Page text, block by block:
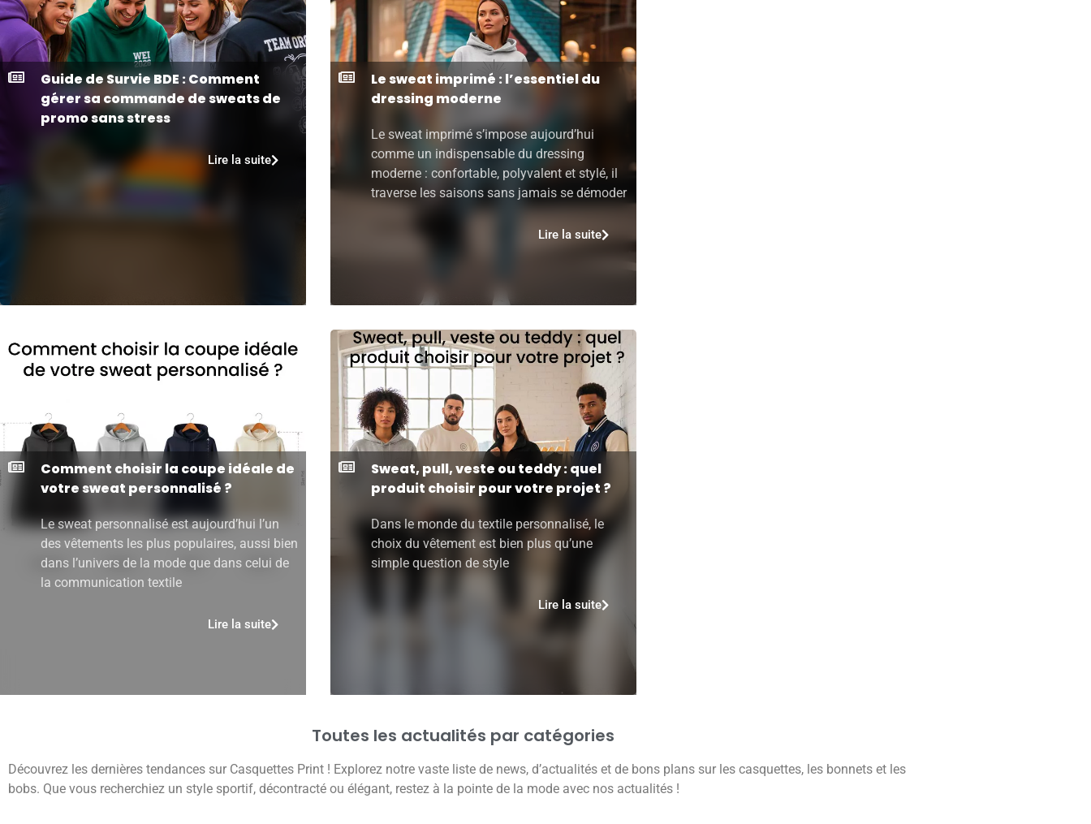
Guide de Survie BDE : Comment
gérer sa commande de sweats de
promo sans stress
Lire la suite
Le sweat imprimé : l’essentiel du
dressing moderne
Le sweat imprimé s’impose aujourd’hui
comme un indispensable du dressing
moderne : confortable, polyvalent et stylé, il
traverse les saisons sans jamais se démoder
Lire la suite
Comment choisir la coupe idéale de
votre sweat personnalisé ?
Le sweat personnalisé est aujourd’hui l’un
des vêtements les plus populaires, aussi bien
dans l’univers de la mode que dans celui de
la communication textile
Lire la suite
Sweat, pull, veste ou teddy : quel
produit choisir pour votre projet ?
Dans le monde du textile personnalisé, le
choix du vêtement est bien plus qu’une
simple question de style
Lire la suite
Toutes les actualités par catégories
Découvrez les dernières tendances sur Casquettes Print ! Explorez notre vaste liste de news, d’actualités et de bons plans sur les casquettes, les bonnets et les
bobs. Que vous recherchiez un style sportif, décontracté ou élégant, restez à la pointe de la mode avec nos actualités !